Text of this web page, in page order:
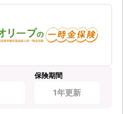
保険期間
1年更新